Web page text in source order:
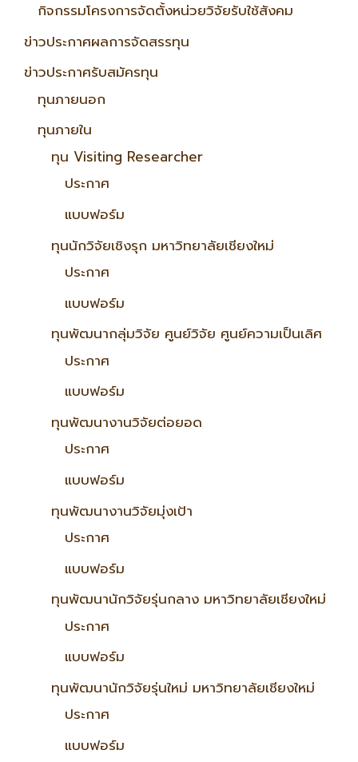
กิจกรรมโครงการจัดตั้งหน่วยวิจัยรับใช้สังคม
ข่าวประกาศผลการจัดสรรทุน
ข่าวประกาศรับสมัครทุน
ทุนภายนอก
ทุนภายใน
ทุน Visiting Researcher
ประกาศ
แบบฟอร์ม
ทุนนักวิจัยเชิงรุก มหาวิทยาลัยเชียงใหม่
ประกาศ
แบบฟอร์ม
ทุนพัฒนากลุ่มวิจัย ศูนย์วิจัย ศูนย์ความเป็นเลิศ
ประกาศ
แบบฟอร์ม
ทุนพัฒนางานวิจัยต่อยอด
ประกาศ
แบบฟอร์ม
ทุนพัฒนางานวิจัยมุ่งเป้า
ประกาศ
แบบฟอร์ม
ทุนพัฒนานักวิจัยรุ่นกลาง มหาวิทยาลัยเชียงใหม่
ประกาศ
แบบฟอร์ม
ทุนพัฒนานักวิจัยรุ่นใหม่ มหาวิทยาลัยเชียงใหม่
ประกาศ
แบบฟอร์ม